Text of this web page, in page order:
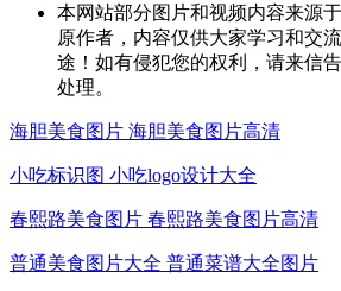
本网站部分图片和视频内容来源
原作者，内容仅供大家学习和交
途！如有侵犯您的权利，请来信
处理。
海胆美食图片 海胆美食图片高清
小吃标识图 小吃logo设计大全
春熙路美食图片 春熙路美食图片高清
普通美食图片大全 普通菜谱大全图片